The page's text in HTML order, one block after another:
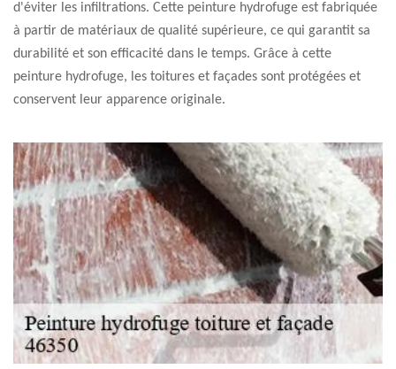
d'éviter les infiltrations. Cette peinture hydrofuge est fabriquée
à partir de matériaux de qualité supérieure, ce qui garantit sa
durabilité et son efficacité dans le temps. Grâce à cette
peinture hydrofuge, les toitures et façades sont protégées et
conservent leur apparence originale.